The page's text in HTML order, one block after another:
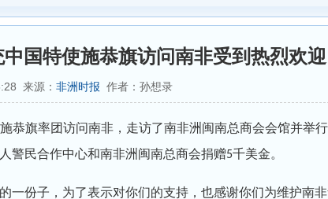
国特使施恭旗访问南非受到热烈欢迎
来源： 非洲时报 作者：孙想录
恭旗率团访问南非，走访了南非洲闽南总商会会馆并举
警民合作中心和南非洲闽南总商会捐赠5千美金。
一份子，为了表示对你们的支持，也感谢你们为维护南非